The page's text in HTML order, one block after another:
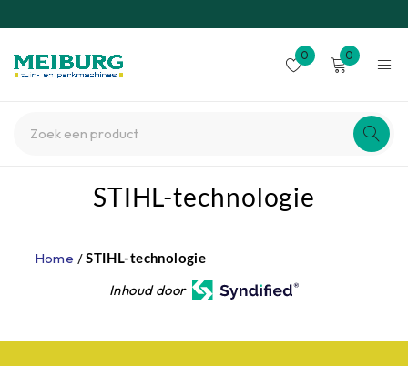
0 0
STIHL-technologie
Home /STIHL-technologie
Inhoud door